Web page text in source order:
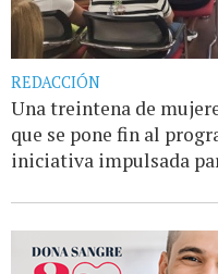
REDACCIÓN
Una treintena de
que se pone fin al
iniciativa impulsada